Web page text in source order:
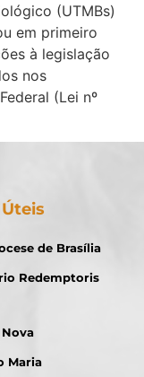
(UTMBs)
em primeiro
à legislação
nos
(Lei nº
de Brasília
Redemptoris
Maria